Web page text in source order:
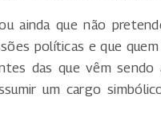
ainda que não
políticas e que
das que vêm sendo
um cargo